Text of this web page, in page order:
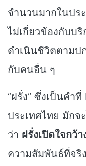
จำนวนมากในปร
ไม่เกี่ยวข้องกับบ
ดำเนินชีวิตตามป
กับคนอื่น ๆ
“ฝรั่ง” ซึ่งเป็นคำ
ประเทศไทย มักจ
ว่า ฝรั่งเปิดใจกว้
ความสัมพันธ์ที่จริ